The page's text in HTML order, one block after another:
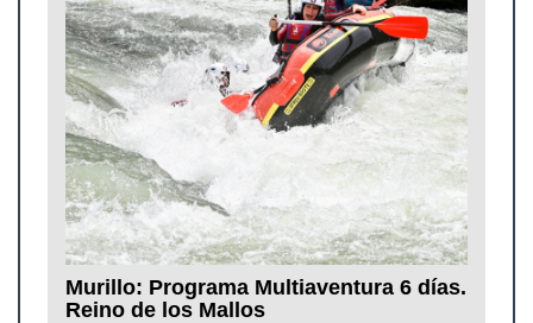
Murillo: Programa Multiaventura 6 días.
Reino de los Mallos